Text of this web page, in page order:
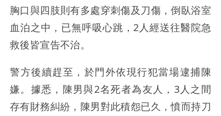
胸口與四肢則有多處穿刺傷及刀傷，倒臥浴室
血泊之中，已無呼吸心跳，2人經送往醫院急
救後皆宣告不治。
警方後續趕至，於門外依現行犯當場逮捕陳
嫌。據悉，陳男與2名死者為友人，3人之間
存有財務糾紛，陳男對此積怨已久，憤而持刀